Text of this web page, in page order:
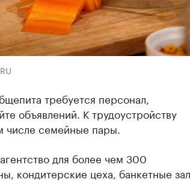
требуется персонал,
объявлений. К трудоустройству
числе семейные пары.
для более чем 300
кондитерские цеха, банкетные